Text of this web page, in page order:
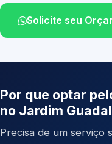
Solicite seu
Por que optar
no Jardim
Precisa de um serviço